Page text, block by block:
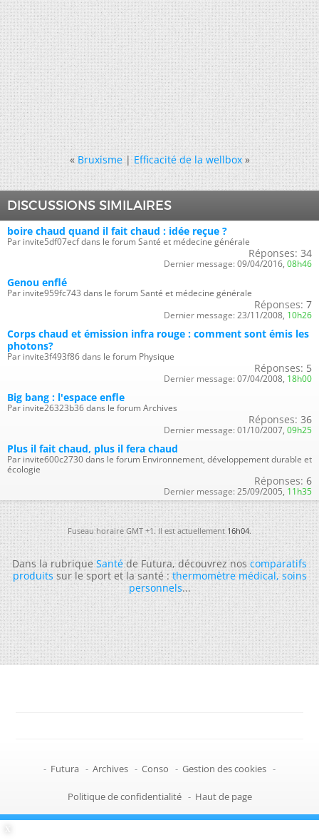
« Bruxisme|Efficacité de la wellbox »
DISCUSSIONS SIMILAIRES
boire chaud quand il fait chaud : idée reçue ?
Par invite5df07ecf dans le forum Santé et médecine générale
Réponses: 34
Dernier message: 09/04/2016, 08h46
Genou enflé
Par invite959fc743 dans le forum Santé et médecine générale
Réponses: 7
Dernier message: 23/11/2008, 10h26
Corps chaud et émission infra rouge : comment sont émis les
photons?
Par invite3f493f86 dans le forum Physique
Réponses: 5
Dernier message: 07/04/2008, 18h00
Big bang : l'espace enfle
Par invite26323b36 dans le forum Archives
Réponses: 36
Dernier message: 01/10/2007, 09h25
Plus il fait chaud, plus il fera chaud
Par invite600c2730 dans le forum Environnement, développement durable et
écologie
Réponses: 6
Dernier message: 25/09/2005, 11h35
Fuseau horaire GMT +1. Il est actuellement 16h04.
Dans la rubriqueSantéde Futura, découvrez noscomparatifs
produitssur le sport et la santé :thermomètre médical,soins
personnels...
- Futura - Archives - Conso - Gestion des cookies -
Politique de confidentialité - Haut de page